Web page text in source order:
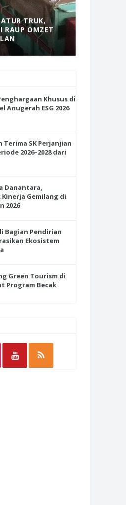
TRUK,
RAUP OMZET
Khusus di
Anugerah ESG 2026
Terima SK Perjanjian
2026–2028 dari
Danantara,
Gemilang di
2026
Bagian Pendirian
Ekosistem
Green Tourism di
Program Becak